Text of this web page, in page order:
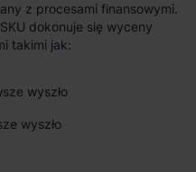
z procesami finansowymi.
dokonuje się wyceny
takimi jak:
wyszło
wyszło